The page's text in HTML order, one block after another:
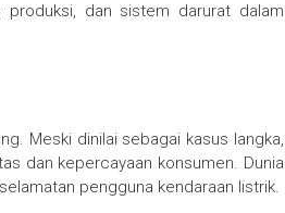
produksi, dan sistem darurat dalam
Meski dinilai sebagai kasus langka,
dan kepercayaan konsumen. Dunia
pengguna kendaraan listrik.